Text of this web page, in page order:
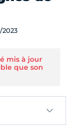
2023
mis à jour
que son